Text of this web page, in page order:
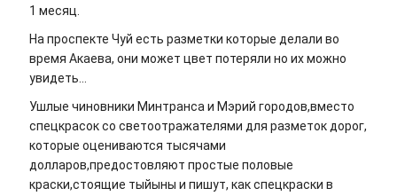
1 месяц.
На проспекте Чуй есть разметки которые делали во
время Акаева, они может цвет потеряли но их можно
увидеть...
Ушлые чиновники Минтранса и Мэрий городов,вместо
спецкрасок со светоотражателями для разметок дорог,
которые оцениваются тысячами
долларов,предостовляют простые половые
краски,стоящие тыйыны и пишут, как спецкраски в